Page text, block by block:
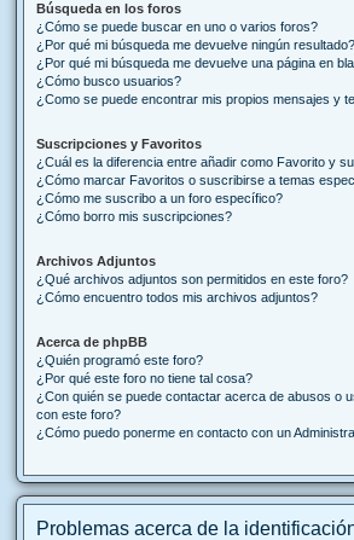
Búsqueda en los foros
¿Cómo se puede buscar en uno o varios foros?
¿Por qué mi búsqueda me devuelve ningún resultado?
¿Por qué mi búsqueda me devuelve una página en
¿Cómo busco usuarios?
¿Como se puede encontrar mis propios mensajes y
Suscripciones y Favoritos
¿Cuál es la diferencia entre añadir como Favorito y
¿Cómo marcar Favoritos o suscribirse a temas
¿Cómo me suscribo a un foro específico?
¿Cómo borro mis suscripciones?
Archivos Adjuntos
¿Qué archivos adjuntos son permitidos en este foro?
¿Cómo encuentro todos mis archivos adjuntos?
Acerca de phpBB
¿Quién programó este foro?
¿Por qué este foro no tiene tal cosa?
¿Con quién se puede contactar acerca de abusos o
con este foro?
¿Cómo puedo ponerme en contacto con un
Problemas acerca de la